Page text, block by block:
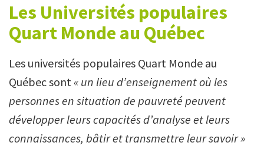
Les Universités populaires
Quart Monde au Québec
Les universités populaires Quart Monde au
Québec sont « un lieu d’enseignement où les
personnes en situation de pauvreté peuvent
développer leurs capacités d’analyse et leurs
connaissances, bâtir et transmettre leur savoir »